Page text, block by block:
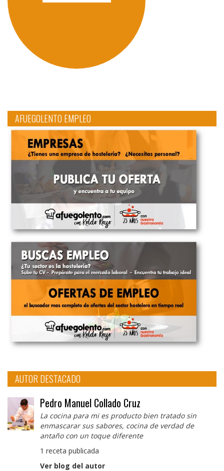
AFUEGOLENTO EMPLEO
AUTOR DESTACADO
Pedro Manuel Collado Cruz
La cocina para mi es producto bien tratado sin
enmascarar sus sabores, cocina de verdad de
antaño con un toque diferente
1 receta publicada
Ver blog del autor